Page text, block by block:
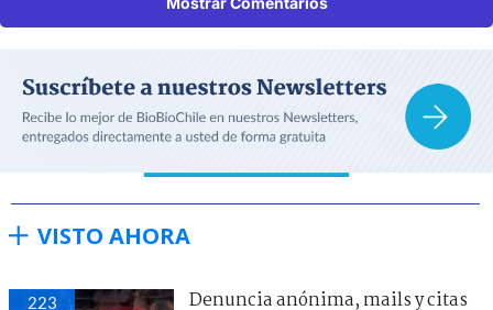
VISTO AHORA
223
Denuncia anónima, mails y citas